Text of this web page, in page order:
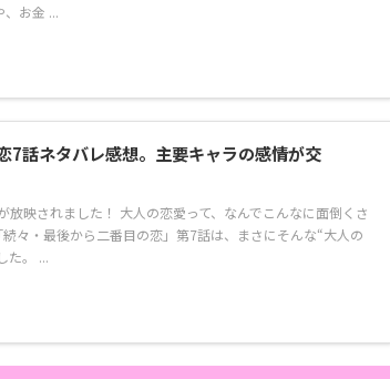
お金 ...
7話ネタバレ感想。主要キャラの感情が交
放映されました！ 大人の恋愛って、なんでこんなに面倒くさ
々・最後から二番目の恋」第7話は、まさにそんな“大人の
た。 ...